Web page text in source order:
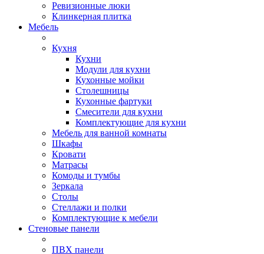
Ревизионные люки
Клинкерная плитка
Мебель
Кухня
Кухни
Модули для кухни
Кухонные мойки
Столешницы
Кухонные фартуки
Смесители для кухни
Комплектующие для кухни
Мебель для ванной комнаты
Шкафы
Кровати
Матрасы
Комоды и тумбы
Зеркала
Столы
Стеллажи и полки
Комплектующие к мебели
Стеновые панели
ПВХ панели